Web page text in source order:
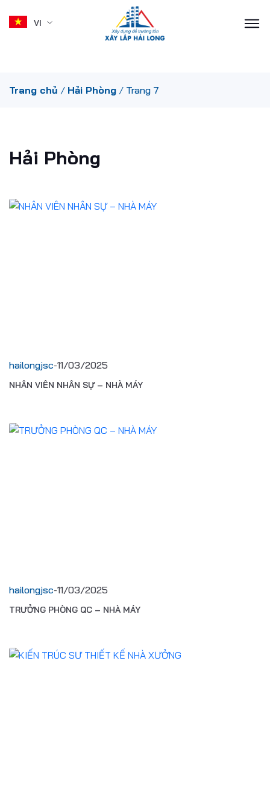
VI
Trang chủ / Hải Phòng / Trang 7
Hải Phòng
hailongjsc-11/03/2025
NHÂN VIÊN NHÂN SỰ – NHÀ MÁY
hailongjsc-11/03/2025
TRƯỞNG PHÒNG QC – NHÀ MÁY